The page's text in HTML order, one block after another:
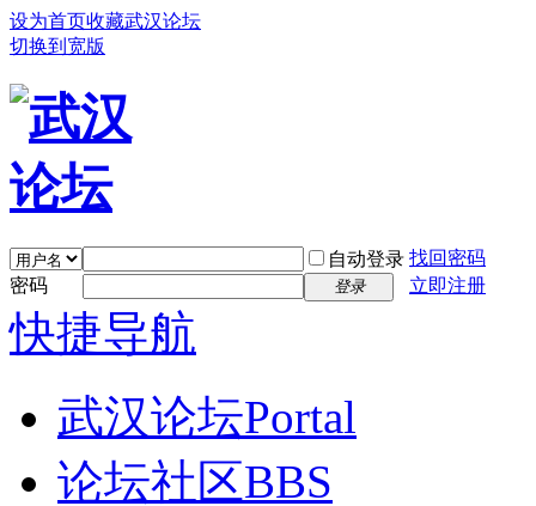
设为首页收藏武汉论坛
切换到宽版
自动登录 找回密码
密码
登录 立即注册
快捷导航
武汉论坛Portal
论坛社区BBS